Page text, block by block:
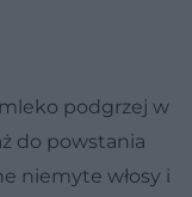
podgrzej w
do powstania
niemyte włosy i